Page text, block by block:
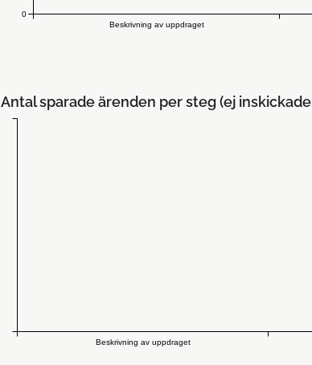
Beskrivning av uppdraget
0
Antal sparade ärenden per steg (ej
Beskrivning av uppdraget